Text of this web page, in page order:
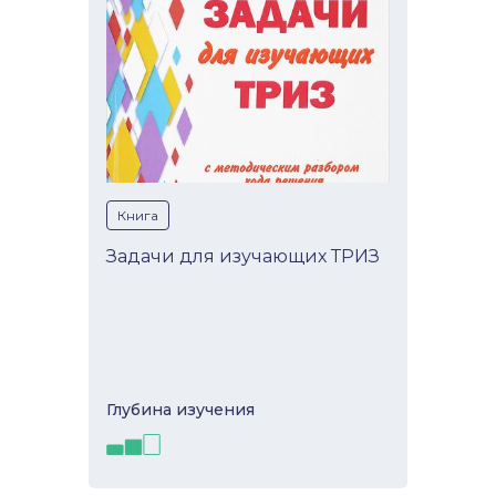
Книга
Задачи для изучающих ТРИЗ
Глубина изучeния